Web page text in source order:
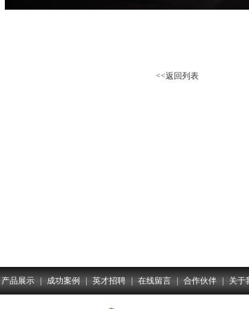
<<返回列表
产品展示 成功案例 英才招聘 在线留言 合作伙伴 关于